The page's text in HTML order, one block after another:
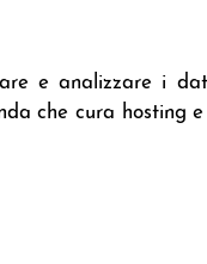
e analizzare i
che cura hosting